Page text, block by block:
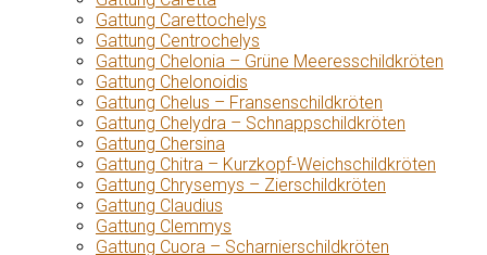
Gattung Carettochelys
Gattung Centrochelys
Gattung Chelonia – Grüne Meeresschildkröten
Gattung Chelonoidis
Gattung Chelus – Fransenschildkröten
Gattung Chelydra – Schnappschildkröten
Gattung Chersina
Gattung Chitra – Kurzkopf-Weichschildkröten
Gattung Chrysemys – Zierschildkröten
Gattung Claudius
Gattung Clemmys
Gattung Cuora – Scharnierschildkröten